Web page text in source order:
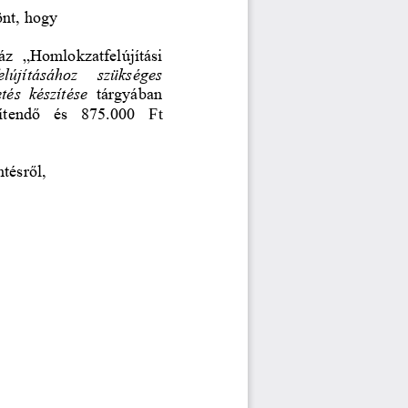
hogy
„Homlokzatfelújítási
szükséges
készítése tárgyában
és  875.000
Ft